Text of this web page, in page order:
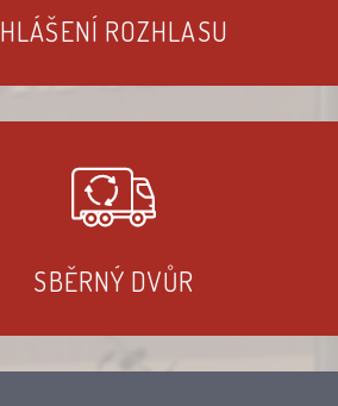
HLÁŠENÍ ROZHLASU
SBĚRNÝ DVŮR